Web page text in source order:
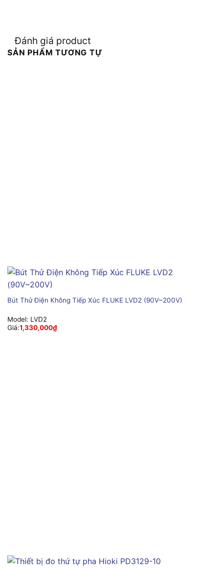
Đánh giá product
SẢN PHẨM TƯƠNG TỰ
Bút Thử Điện Không Tiếp Xúc FLUKE LVD2 (90V~200V)
Model: LVD2
Giá:1,330,000₫